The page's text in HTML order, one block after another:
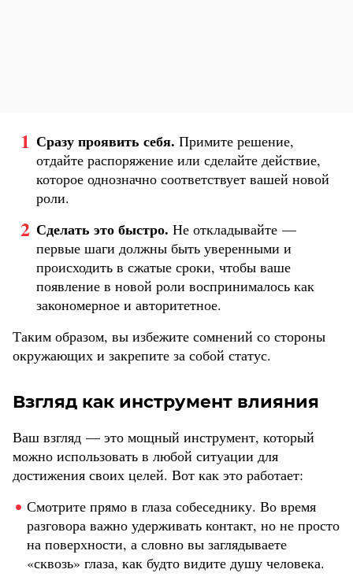
Сразу проявить себя. Примите решение,
отдайте распоряжение или сделайте действие,
которое однозначно соответствует вашей новой
роли.
Сделать это быстро. Не откладывайте —
первые шаги должны быть уверенными и
происходить в сжатые сроки, чтобы ваше
появление в новой роли воспринималось как
закономерное и авторитетное.
Таким образом, вы избежите сомнений со стороны
окружающих и закрепите за собой статус.
Взгляд как инструмент влияния
Ваш взгляд — это мощный инструмент, который
можно использовать в любой ситуации для
достижения своих целей. Вот как это работает:
Смотрите прямо в глаза собеседнику. Во время
разговора важно удерживать контакт, но не просто
на поверхности, а словно вы заглядываете
«сквозь» глаза, как будто видите душу человека.